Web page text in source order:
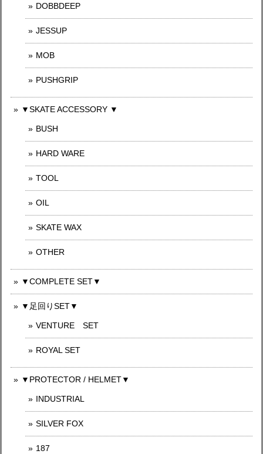
DOBBDEEP
JESSUP
MOB
PUSHGRIP
▼SKATE ACCESSORY ▼
BUSH
HARD WARE
TOOL
OIL
SKATE WAX
OTHER
▼COMPLETE SET▼
▼足回りSET▼
VENTURE SET
ROYAL SET
▼PROTECTOR / HELMET▼
INDUSTRIAL
SILVER FOX
187